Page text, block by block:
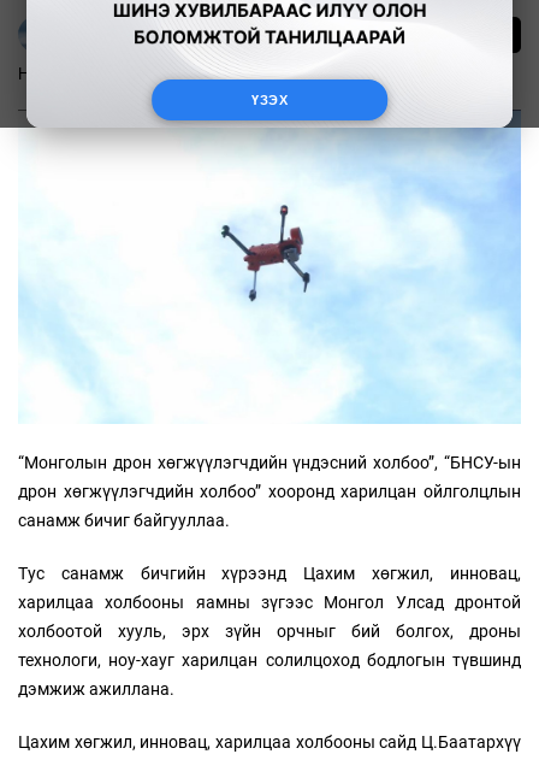
ҮЗЭХ
Г.Тэгшсүрэн 21
Нийгэм 2024-12-03
“Монголын дрон хөгжүүлэгчдийн үндэсний холбоо”, “БНСУ-ын
дрон хөгжүүлэгчдийн холбоо” хооронд харилцан ойлголцлын
санамж бичиг байгууллаа.
Тус санамж бичгийн хүрээнд Цахим хөгжил, инновац,
харилцаа холбооны яамны зүгээс Монгол Улсад дронтой
холбоотой хууль, эрх зүйн орчныг бий болгох, дроны
технологи, ноу-хауг харилцан солилцоход бодлогын түвшинд
дэмжиж ажиллана.
Цахим хөгжил, инновац, харилцаа холбооны сайд Ц.Баатархүү